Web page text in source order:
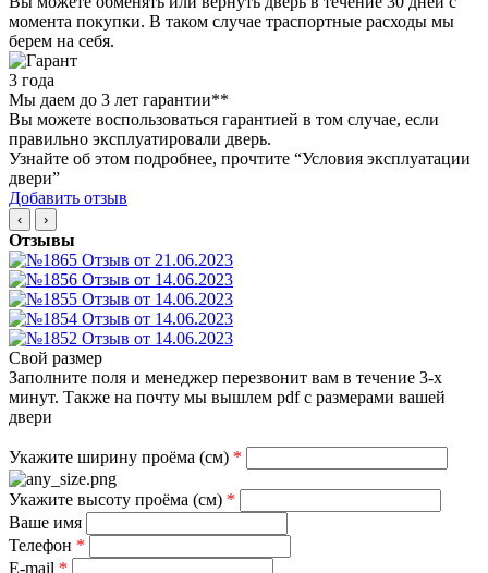
момента покупки. В таком случае траспортные расходы мы
берем на себя.
3 года
Мы даем до 3 лет гарантии**
Вы можете воспользоваться гарантией в том случае, если
правильно эксплуатировали дверь.
Узнайте об этом подробнее, прочтите “Условия эксплуатации
двери”
Добавить отзыв
‹ ›
Отзывы
Свой размер
Заполните поля и менеджер перезвонит вам в течение 3-х
минут. Также на почту мы вышлем pdf с размерами вашей
двери
Укажите ширину проёма (см) *
Укажите высоту проёма (см) *
Ваше имя
Телефон *
E-mail *